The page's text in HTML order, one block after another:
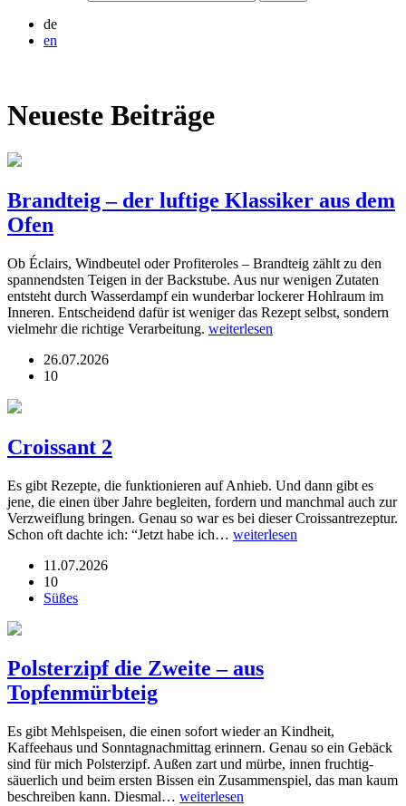
de
en
Neueste Beiträge
Brandteig – der luftige Klassiker aus dem
Ofen
Ob Éclairs, Windbeutel oder Profiteroles – Brandteig zählt zu den
spannendsten Teigen in der Backstube. Aus nur wenigen Zutaten
entsteht durch Wasserdampf ein wunderbar lockerer Hohlraum im
Inneren. Entscheidend dafür ist weniger das Rezept selbst, sondern
vielmehr die richtige Verarbeitung. weiterlesen
26.07.2026
10
Croissant 2
Es gibt Rezepte, die funktionieren auf Anhieb. Und dann gibt es
jene, die einen über Jahre begleiten, fordern und manchmal auch zur
Verzweiflung bringen. Genau so war es bei dieser Croissantrezeptur.
Schon oft dachte ich: “Jetzt habe ich… weiterlesen
11.07.2026
10
Süßes
Polsterzipf die Zweite – aus
Topfenmürbteig
Es gibt Mehlspeisen, die einen sofort wieder an Kindheit,
Kaffeehaus und Sonntagnachmittag erinnern. Genau so ein Gebäck
sind für mich Polsterzipf. Außen zart und mürbe, innen fruchtig-
säuerlich und beim ersten Bissen ein Zusammenspiel, das man kaum
beschreiben kann. Diesmal… weiterlesen